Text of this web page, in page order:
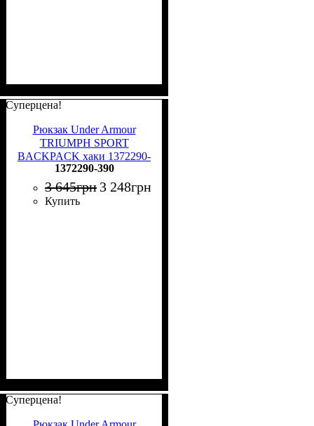
Суперцена!
Рюкзак Under Armour
TRIUMPH SPORT
BACKPACK хаки 1372290-
390
1372290-390
3 645грн 3 248грн
Купить
Суперцена!